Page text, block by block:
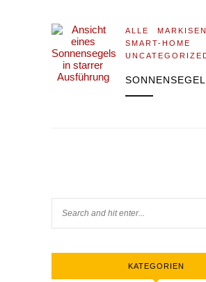
ALLE
MARKISEN
SMART-HOME
SONNENSEGEL
KATEGORIEN